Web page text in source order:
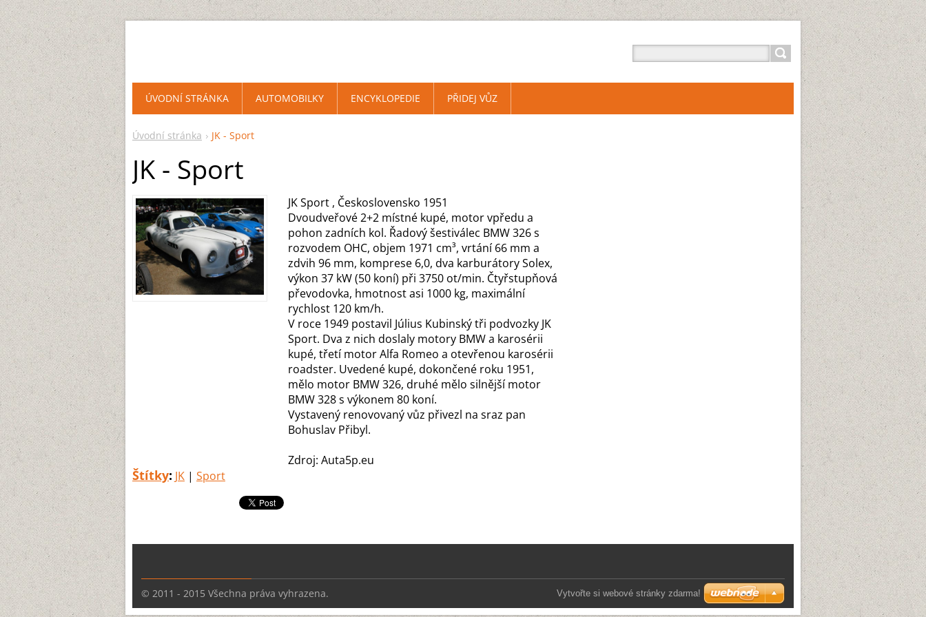
Úvodní stránka JK - Sport
JK - Sport
JK Sport , Československo 1951
Dvoudveřové 2+2 místné kupé, motor vpředu a
pohon zadních kol. Řadový šestiválec BMW 326 s
rozvodem OHC, objem 1971 cm³, vrtání 66 mm a
zdvih 96 mm, komprese 6,0, dva karburátory Solex,
výkon 37 kW (50 koní) při 3750 ot/min. Čtyřstupňová
převodovka, hmotnost asi 1000 kg, maximální
rychlost 120 km/h.
V roce 1949 postavil Július Kubinský tři podvozky JK
Sport. Dva z nich doslaly motory BMW a karosérii
kupé, třetí motor Alfa Romeo a otevřenou karosérii
roadster. Uvedené kupé, dokončené roku 1951,
mělo motor BMW 326, druhé mělo silnější motor
BMW 328 s výkonem 80 koní.
Vystavený renovovaný vůz přivezl na sraz pan
Bohuslav Přibyl.
Zdroj: Auta5p.eu
Štítky: JK | Sport
ÚVODNÍ STRÁNKA AUTOMOBILKY ENCYKLOPEDIE PŘIDEJ VŮZ
© 2011 - 2015 Všechna práva vyhrazena. Vytvořte si webové stránky zdarma!